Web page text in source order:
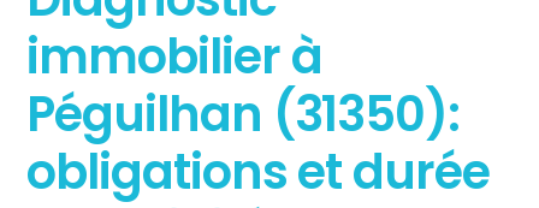
immobilier à
Péguilhan (31350):
obligations et durée